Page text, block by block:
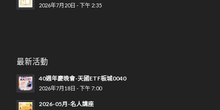
2026年7月20日 - 下午 2:35
最新活動
40週年慶晚會-天國ETF板城0040
2026年7月18日 - 下午 7:00
2026-05月-名人講座